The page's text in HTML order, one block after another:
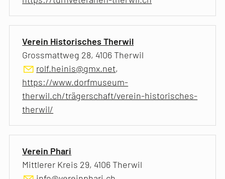
Verein Historisches Therwil
Grossmattweg 28, 4106 Therwil
rolf.heinis@gmx.net,
https://www.dorfmuseum-
therwil.ch/trägerschaft/verein-historisches-
therwil/
Verein Phari
Mittlerer Kreis 29, 4106 Therwil